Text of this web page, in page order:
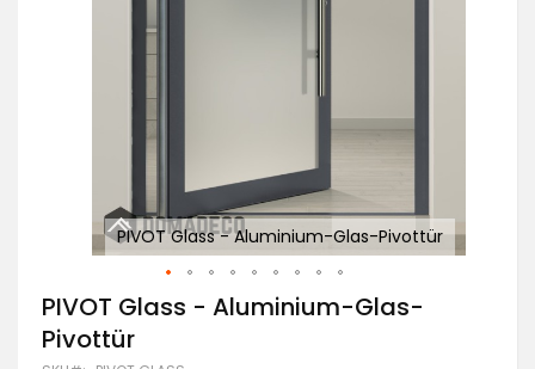
PIVOT Glass - Aluminium-Glas-Pivottür
Zum
Anfang
der
Bildgalerie
PIVOT Glass - Aluminium-Glas-
Pivottür